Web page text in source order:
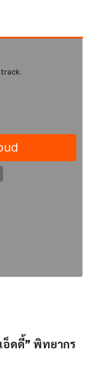
อ็ดดี้” พิทยากร